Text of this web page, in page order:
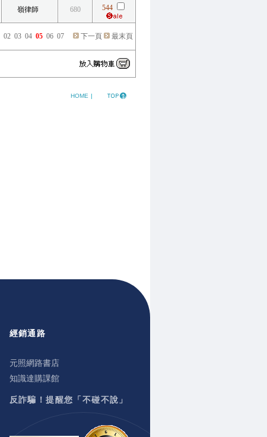
嶺律師 680 544
02 03 04 05 06 07 下一頁 最末頁
HOME |
經銷通路
元照網路書店
知識達購課館
反詐騙！提醒您「不碰不說」